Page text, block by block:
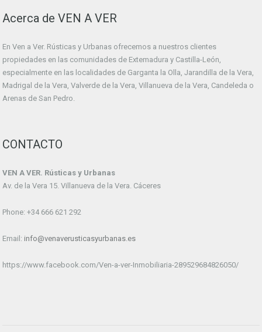
Acerca de VEN A VER
En Ven a Ver. Rústicas y Urbanas ofrecemos a nuestros clientes
propiedades en las comunidades de Extemadura y Castilla-León,
especialmente en las localidades de Garganta la Olla, Jarandilla de la Vera,
Madrigal de la Vera, Valverde de la Vera, Villanueva de la Vera, Candeleda o
Arenas de San Pedro.
CONTACTO
VEN A VER. Rústicas y Urbanas
Av. de la Vera 15. Villanueva de la Vera. Cáceres
Phone: +34 666 621 292
Email: info@venaverusticasyurbanas.es
https://www.facebook.com/Ven-a-ver-Inmobiliaria-289529684826050/